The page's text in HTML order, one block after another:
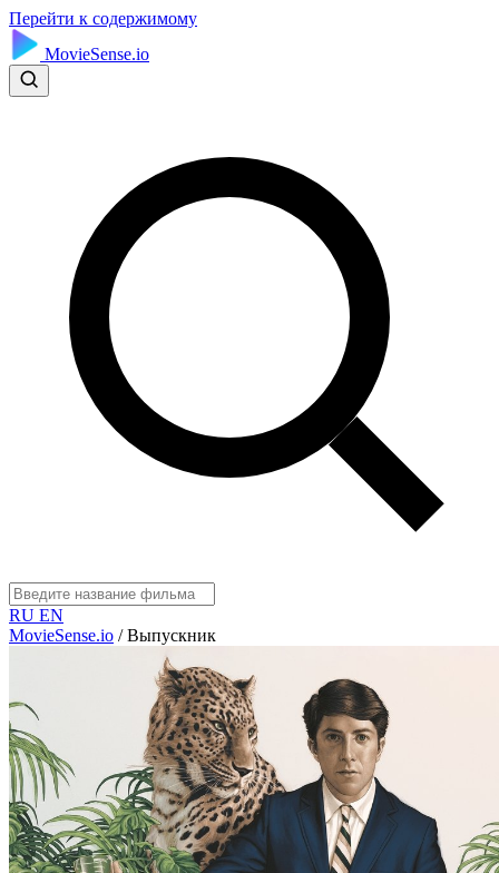
Перейти к содержимому
MovieSense.io
RU EN
MovieSense.io / Выпускник